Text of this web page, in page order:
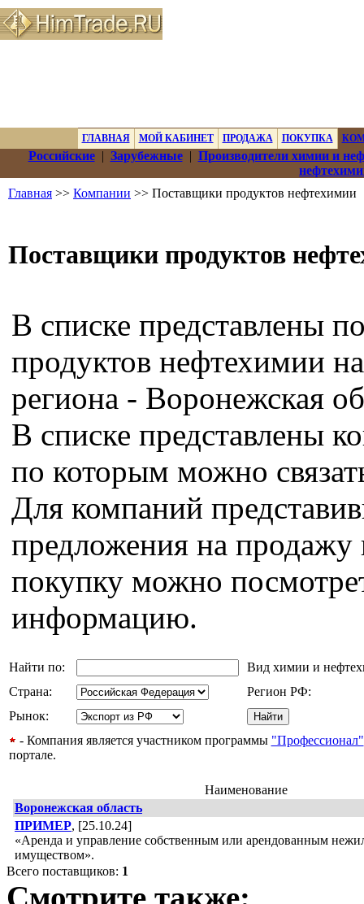
ГЛАВНАЯ МОЙ КАБИНЕТ ПРОДАЖА ПОКУПКА
Российские| Зарубежные| Производители химии и
Главная >> Компании >> Поставщики продуктов нефтехимии
Поставщики продуктов
В списке представлены
продуктов нефтехимии
региона - Воронежская
В списке представлены
по которым можно
Для компаний
предложения на продажу
покупку можно
информацию.
Найти по:
Вид химии и
Страна:
Регион РФ:
Рынок:
- Компания является участником программы "Профессионал"
портале.
Наименование
Воронежская область
ПРИМЕР, [25.10.24]
«Аренда и управление собственным или арендованным
имуществом».
Всего поставщиков: 1